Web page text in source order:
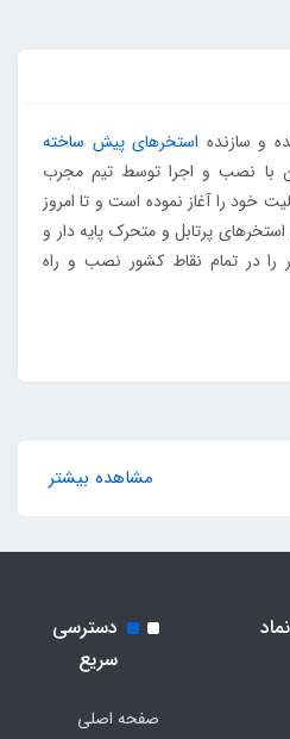
و سازنده استخرهای پیش ساخته
با نصب و اجرا توسط تیم مجرب
که از سال ۱۳۸۵ فعالیت خود را آغاز نموده است و تا امروز
از انواع استخرهای پرتابل و متحرک پایه دار و
را در تمام نقاط کشور نصب و راه
مشاهده بیشتر
دسترسی
سریع
صفحه اصلی